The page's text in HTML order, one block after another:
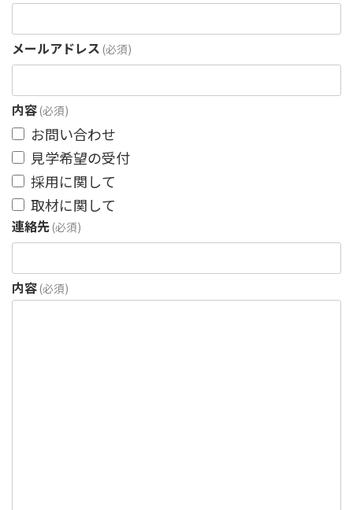
メールアドレス (必須)
内容(必須)
お問い合わせ
見学希望の受付
採用に関して
取材に関して
連絡先(必須)
内容(必須)